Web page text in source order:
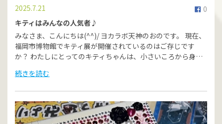
0
2025.7.21
キティはみんなの人気者♪
みなさま、こんにちは(^^)/ ヨカラボ天神のおのです。 現在、
福岡市博物館でキティ展が開催されているのはご存じです
か？ わたしにとってのキティちゃんは、小さいころから身…
続きを読む